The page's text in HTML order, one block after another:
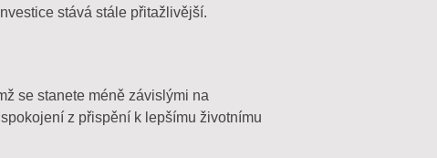
stává stále přitažlivější.
se stanete méně závislými na
z přispění k lepšímu životnímu